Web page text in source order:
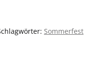
Sommerfest